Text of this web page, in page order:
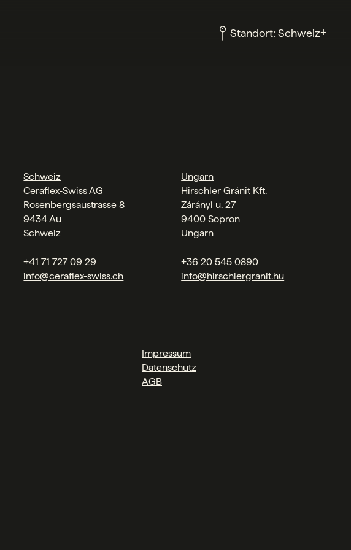
Standort: Schweiz+
Schweiz
Ceraflex‑Swiss AG
Rosenbergsaustrasse 8
9434 Au
Schweiz
+41 71 727 09 29
info@ceraflex-swiss.ch
Ungarn
Hirschler Gránit Kft.
Zárányi u. 27
9400 Sopron
Ungarn
+36 20 545 0890
info@hirschlergranit.hu
Impressum
Datenschutz
AGB